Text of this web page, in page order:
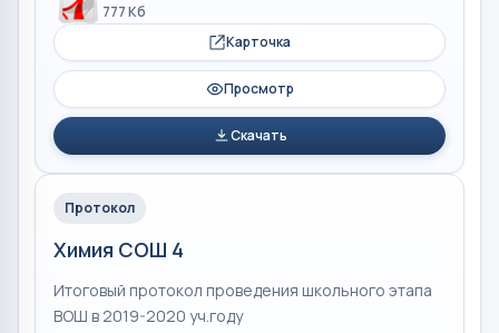
777 Кб
Карточка
Просмотр
Скачать
Протокол
Химия СОШ 4
Итоговый протокол проведения школьного этапа
ВОШ в 2019-2020 уч.году